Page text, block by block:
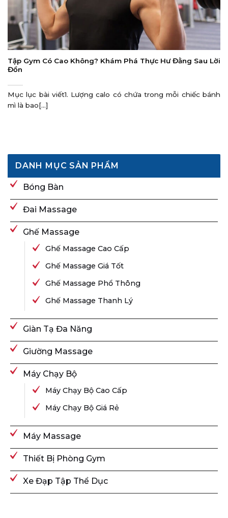
Tập Gym Có Cao Không? Khám Phá Thực Hư Đằng Sau Lời
Đồn
Mục lục bài viết1. Lượng calo có chứa trong mỗi chiếc bánh
mì là bao[...]
DANH MỤC SẢN PHẨM
Bóng Bàn
Đai Massage
Ghế Massage
Ghế Massage Cao Cấp
Ghế Massage Giá Tốt
Ghế Massage Phổ Thông
Ghế Massage Thanh Lý
Giàn Tạ Đa Năng
Giường Massage
Máy Chạy Bộ
Máy Chạy Bộ Cao Cấp
Máy Chạy Bộ Giá Rẻ
Máy Massage
Thiết Bị Phòng Gym
Xe Đạp Tập Thể Dục